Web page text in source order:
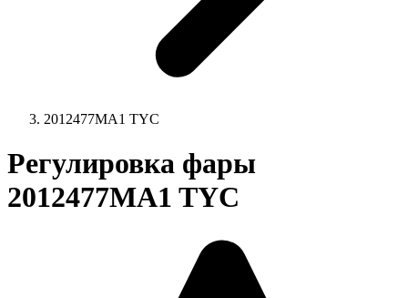
2012477MA1 TYC
Регулировка фары
2012477MA1 TYC